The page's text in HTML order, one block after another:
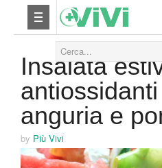
Insalata
anguria e
by Più Vivi